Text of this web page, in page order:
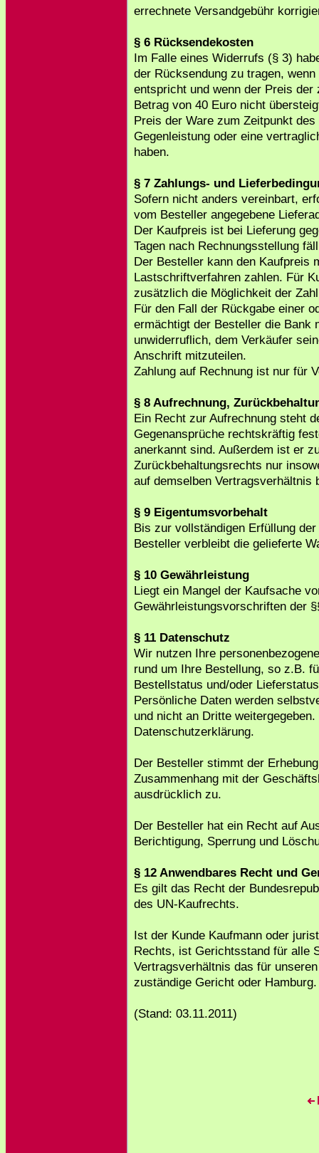
errechnete Versandgebühr
§ 6 Rücksendekosten
Im Falle eines Widerrufs (§ 3)
der Rücksendung zu tragen,
entspricht und wenn der Preis der
Betrag von 40 Euro nicht
Preis der Ware zum Zeitpunkt
Gegenleistung oder eine
haben.
§ 7 Zahlungs- und
Sofern nicht anders vereinbart,
vom Besteller angegebene
Der Kaufpreis ist bei Lieferung
Tagen nach Rechnungsstellung
Der Besteller kann den Kaufpreis
Lastschriftverfahren zahlen. Für
zusätzlich die Möglichkeit der
Für den Fall der Rückgabe einer
ermächtigt der Besteller die Bank
unwiderruflich, dem Verkäufer
Anschrift mitzuteilen.
Zahlung auf Rechnung ist nur für
§ 8 Aufrechnung,
Ein Recht zur Aufrechnung steht
Gegenansprüche rechtskräftig
anerkannt sind. Außerdem ist er
Zurückbehaltungsrechts nur
auf demselben Vertragsverhältnis
§ 9 Eigentumsvorbehalt
Bis zur vollständigen Erfüllung
Besteller verbleibt die gelieferte
§ 10 Gewährleistung
Liegt ein Mangel der Kaufsache
Gewährleistungsvorschriften der
§ 11 Datenschutz
Wir nutzen Ihre
rund um Ihre Bestellung, so z.B.
Bestellstatus und/oder
Persönliche Daten werden
und nicht an Dritte
Datenschutzerklärung.
Der Besteller stimmt der
Zusammenhang mit der
ausdrücklich zu.
Der Besteller hat ein Recht auf
Berichtigung, Sperrung und
§ 12 Anwendbares Recht und
Es gilt das Recht der
des UN-Kaufrechts.
Ist der Kunde Kaufmann oder
Rechts, ist Gerichtsstand für alle
Vertragsverhältnis das für
zuständige Gericht oder Hamburg.
(Stand: 03.11.2011)